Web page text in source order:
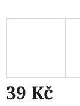
39 Kč